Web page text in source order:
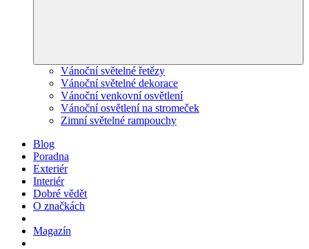
Vánoční světelné řetězy
Vánoční světelné dekorace
Vánoční venkovní osvětlení
Vánoční osvětlení na stromeček
Zimní světelné rampouchy
Blog
Poradna
Exteriér
Interiér
Dobré vědět
O značkách
Magazín